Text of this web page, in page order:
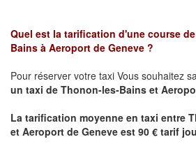
Quel est la tarification d'une course
Bains à Aeroport de Geneve ?
Pour réserver votre taxi Vous souhaitez
un taxi de Thonon-les-Bains et
La tarification moyenne en taxi entre
et Aeroport de Geneve est 90 € tarif